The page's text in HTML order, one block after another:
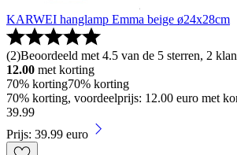
KARWEI hanglamp Emma beige ø24x28cm
(2)Beoordeeld met 4.5 van de 5 sterren, 2
12.00 met korting
70% korting70% korting
70% korting, voordeelprijs: 12.00 euro met
39.99
Prijs: 39.99 euro